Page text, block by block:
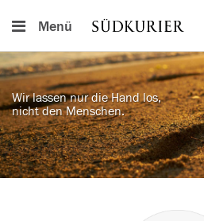
Menü
Wir lassen nur die Hand los,
nicht den Menschen.